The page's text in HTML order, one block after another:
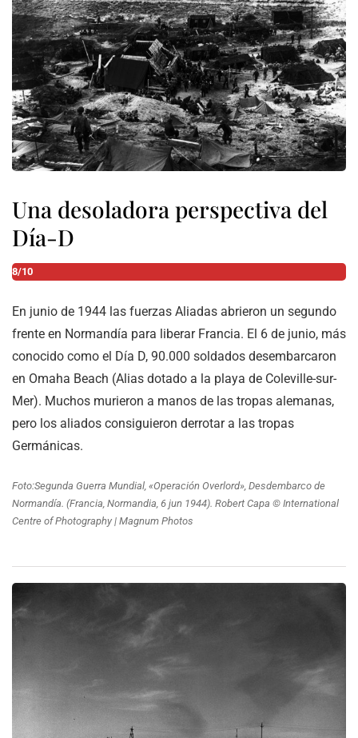
Una desoladora perspectiva del
Día-D
8/10
En junio de 1944 las fuerzas Aliadas abrieron un segundo
frente en Normandía para liberar Francia. El 6 de junio, más
conocido como el Día D, 90.000 soldados desembarcaron
en Omaha Beach (Alias dotado a la playa de Coleville-sur-
Mer). Muchos murieron a manos de las tropas alemanas,
pero los aliados consiguieron derrotar a las tropas
Germánicas.
Foto:Segunda Guerra Mundial, «Operación Overlord», Desdembarco de
Normandía. (Francia, Normandia, 6 jun 1944). Robert Capa © International
Centre of Photography | Magnum Photos